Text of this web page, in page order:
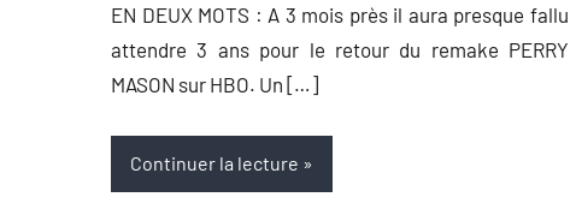
EN DEUX MOTS : A 3 mois près il aura presque fallu
attendre 3 ans pour le retour du remake PERRY
MASON sur HBO. Un […]
Continuer la lecture